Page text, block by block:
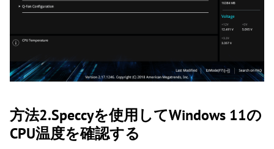
方法2.Speccyを使用してWindows 11の
CPU温度を確認する